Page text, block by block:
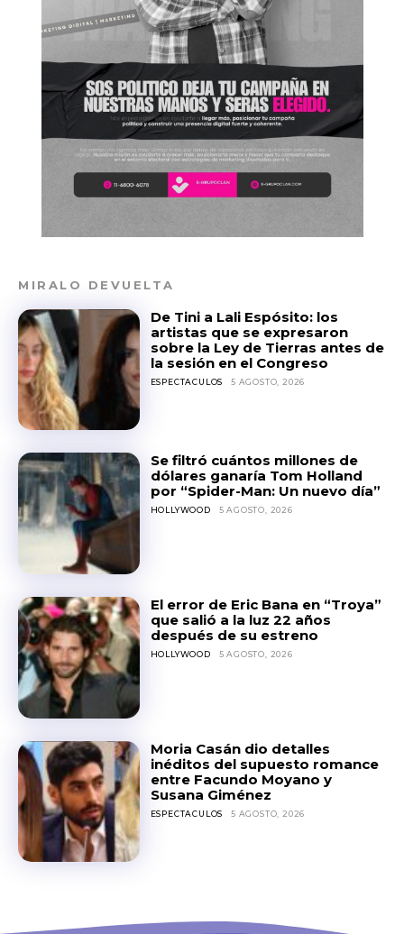
MIRALO DEVUELTA
De Tini a Lali Espósito: los
artistas que se expresaron
sobre la Ley de Tierras antes de
la sesión en el Congreso
ESPECTACULOS 5 AGOSTO, 2026
Se filtró cuántos millones de
dólares ganaría Tom Holland
por “Spider-Man: Un nuevo día”
HOLLYWOOD 5 AGOSTO, 2026
El error de Eric Bana en “Troya”
que salió a la luz 22 años
después de su estreno
HOLLYWOOD 5 AGOSTO, 2026
Moria Casán dio detalles
inéditos del supuesto romance
entre Facundo Moyano y
Susana Giménez
ESPECTACULOS 5 AGOSTO, 2026